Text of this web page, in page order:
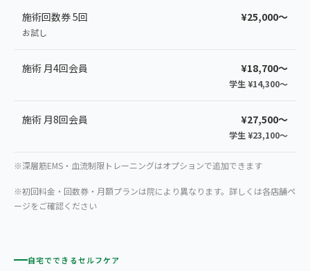
施術回数券 5回
お試し
¥25,000〜
施術 月4回会員 ¥18,700〜
学生 ¥14,300〜
施術 月8回会員 ¥27,500〜
学生 ¥23,100〜
※深層筋EMS・血流制限トレーニングはオプションで追加できます
※初回料金・回数券・月額プランは院により異なります。詳しくは各店舗ペ
ージをご確認ください
自宅でできるセルフケア